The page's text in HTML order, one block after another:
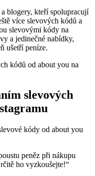
blogery, kteří spolupracují
více slevových kódů a
slevovými kódy na
a jedinečné nabídky,
ušetří peníze.
slevových
kódy od about you
peněz při nákupu
ho vyzkoušejte!“